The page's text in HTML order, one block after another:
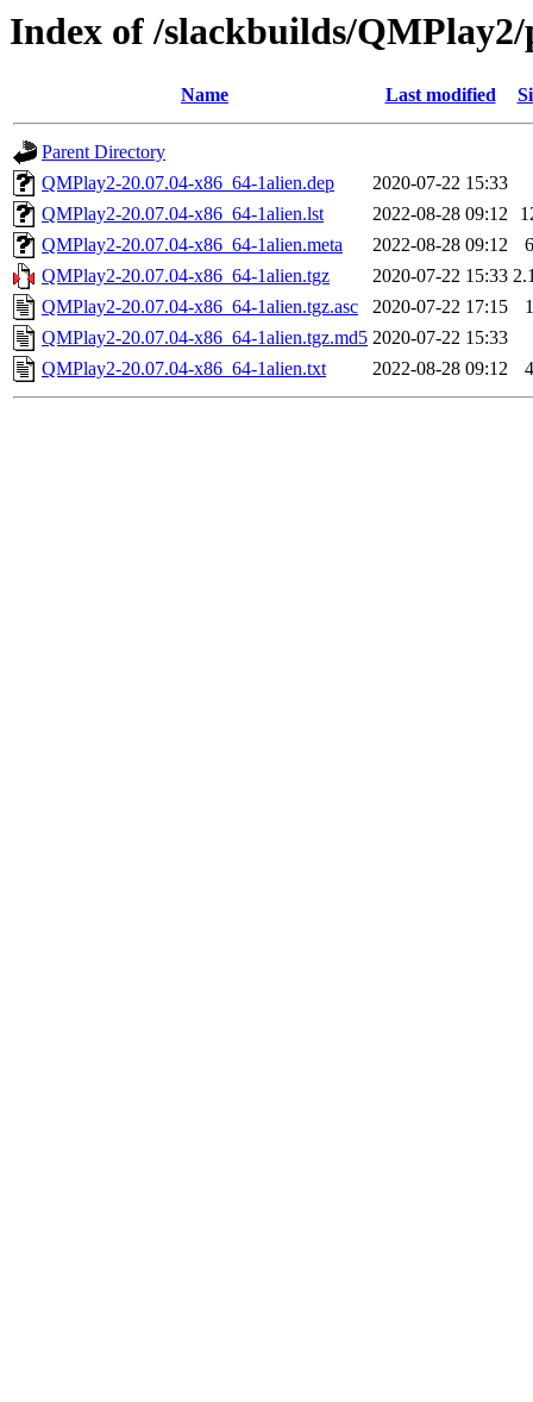
Index of /slackbuilds/QMPlay2/
Name Last modified
Parent Directory
QMPlay2-20.07.04-x86_64-1alien.dep
2020-07-22 15:33
QMPlay2-20.07.04-x86_64-1alien.lst
2022-08-28 09:12
QMPlay2-20.07.04-x86_64-1alien.meta
2022-08-28 09:12
QMPlay2-20.07.04-x86_64-1alien.tgz
2020-07-22 15:33
QMPlay2-20.07.04-x86_64-1alien.tgz.asc
2020-07-22 17:15
QMPlay2-20.07.04-x86_64-1alien.tgz.md5 2020-07-22 15:33
QMPlay2-20.07.04-x86_64-1alien.txt
2022-08-28 09:12